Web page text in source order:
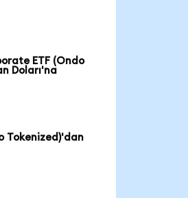
ETF (Ondo
Doları'na
Tokenized)'dan